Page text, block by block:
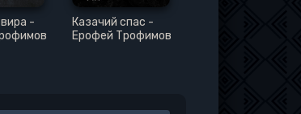
-
Казачий спас -
Ерофей Трофимов